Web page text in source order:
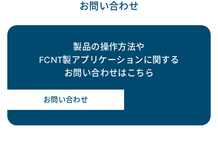
お問い合わせ
製品の操作方法や
FCNT製アプリケーションに関する
お問い合わせはこちら
お問い合わせ